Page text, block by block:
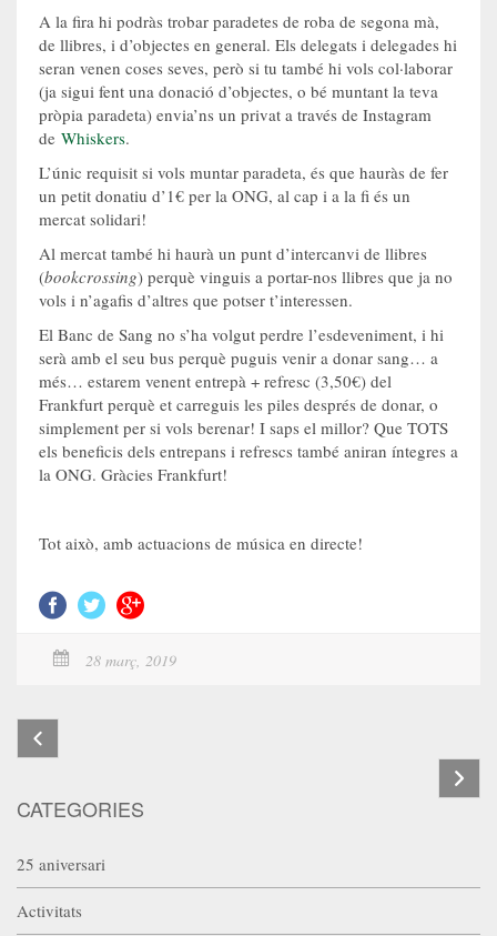
A la fira hi podràs trobar paradetes de roba de segona mà,
de llibres, i d’objectes en general. Els delegats i delegades hi
seran venen coses seves, però si tu també hi vols col·laborar
(ja sigui fent una donació d’objectes, o bé muntant la teva
pròpia paradeta) envia’ns un privat a través de Instagram
de Whiskers.
L’únic requisit si vols muntar paradeta, és que hauràs de fer
un petit donatiu d’1€ per la ONG, al cap i a la fi és un
mercat solidari!
Al mercat també hi haurà un punt d’intercanvi de llibres
(bookcrossing) perquè vinguis a portar-nos llibres que ja no
vols i n’agafis d’altres que potser t’interessen.
El Banc de Sang no s’ha volgut perdre l’esdeveniment, i hi
serà amb el seu bus perquè puguis venir a donar sang… a
més… estarem venent entrepà + refresc (3,50€) del
Frankfurt perquè et carreguis les piles després de donar, o
simplement per si vols berenar! I saps el millor? Que TOTS
els beneficis dels entrepans i refrescs també aniran íntegres a
la ONG. Gràcies Frankfurt!
Tot això, amb actuacions de música en directe!
28 març, 2019
CATEGORIES
25 aniversari
Activitats